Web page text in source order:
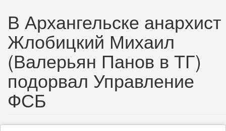
В Архангельске анархист
Жлобицкий Михаил
(Валерьян Панов в ТГ)
подорвал Управление
ФСБ